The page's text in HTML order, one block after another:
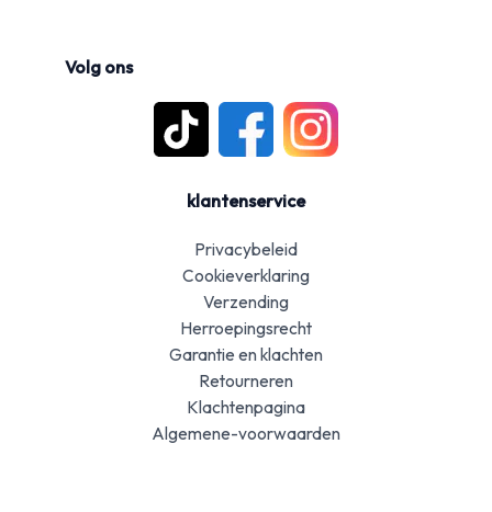
Volg ons
klantenservice
Privacybeleid
Cookieverklaring
Verzending
Herroepingsrecht
Garantie en klachten
Retourneren
Klachtenpagina
Algemene-voorwaarden